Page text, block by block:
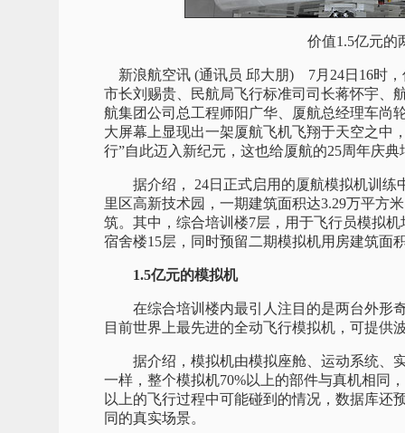
价值1.5亿元的
新浪航空讯 (通讯员 邱大朋) 7月24日16时，
市长刘赐贵、民航局飞行标准司司长蒋怀宇、
航集团公司总工程师阳广华、厦航总经理车尚
大屏幕上显现出一架厦航飞机飞翔于天空之中
行”自此迈入新纪元，这也给厦航的25周年庆
据介绍， 24日正式启用的厦航模拟机训练
里区高新技术园，一期建筑面积达3.29万平方
筑。其中，综合培训楼7层，用于飞行员模拟
宿舍楼15层，同时预留二期模拟机用房建筑面
1.5亿元的模拟机
在综合培训楼内最引人注目的是两台外形奇
目前世界上最先进的全动飞行模拟机，可提供
据介绍，模拟机由模拟座舱、运动系统、实
一样，整个模拟机70%以上的部件与真机相同
以上的飞行过程中可能碰到的情况，数据库还
同的真实场景。